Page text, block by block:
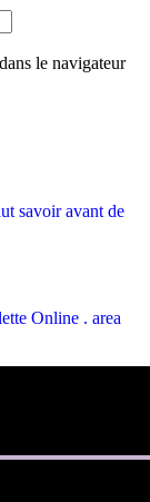
le navigateur
savoir avant de
Online . area